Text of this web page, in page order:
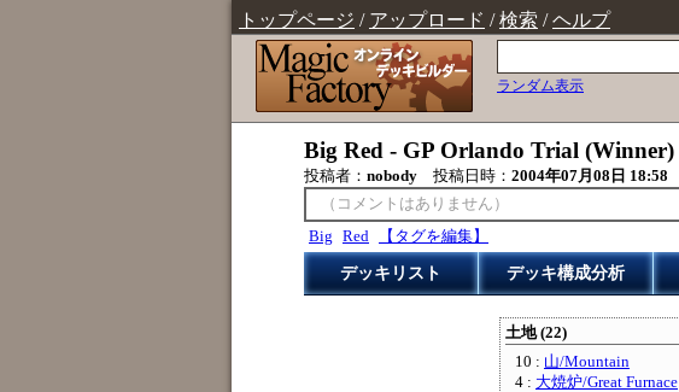
トップページ / アップロード /検索 /ヘルプ
ランダム表示
Big Red - GP Orlando Trial (Winner)
投稿者： nobody 投稿日時： 2004年07月08日 18:58
（コメントはありません）
Big
Red 【タグを編集】
デッキリスト デッキ構成分析
土地 (22)
10 : 山/Mountain
4 : 大焼炉/Great Furnace